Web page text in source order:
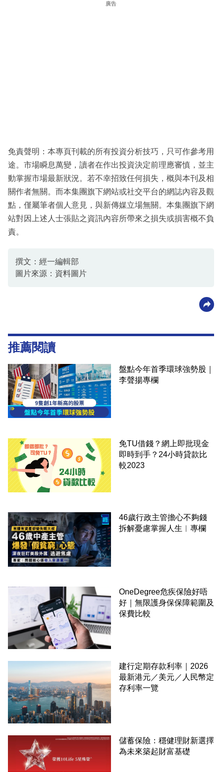
廣告
免責聲明：本專頁刊載的所有投資分析技巧，只可作參考用
途。市場瞬息萬變，讀者在作出投資決定前理應審慎，並主
動掌握市場最新狀況。若不幸招致任何損失，概與本刊及相
關作者無關。而本集團旗下網站或社交平台的網誌內容及觀
點，僅屬筆者個人意見，與新傳媒立場無關。本集團旗下網
站對因上述人士張貼之資訊內容所帶來之損失或損害概不負
責。
撰文：經一編輯部
圖片來源：資料圖片
推薦閱讀
盤點今年首季環球強勢股｜
李聲揚專欄
免TU借錢？網上即批現金
即時到手？24小時貸款比
較2023
46歲行政主管擔心不夠錢
拆解憂慮掌握人生︳專欄
OneDegree危疾保險好唔
好｜無限護身保保障範圍及
保費比較
建行定期存款利率｜2026
最新港元／美元／人民幣定
存利率一覽
儲蓄保險：穩健理財新選擇
為未來築起財富基礎